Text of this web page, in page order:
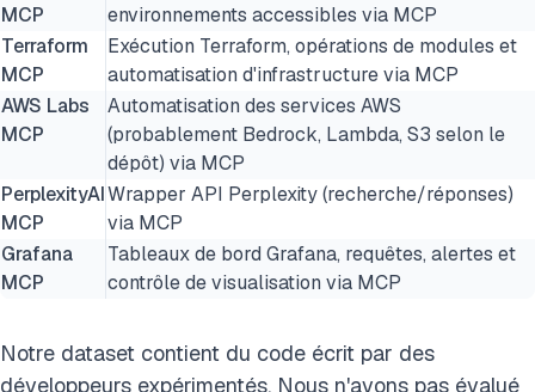
MCP
environnements accessibles via MCP
Terraform
MCP
Exécution Terraform, opérations de modules et
automatisation d'infrastructure via MCP
AWS Labs
MCP
Automatisation des services AWS
(probablement Bedrock, Lambda, S3 selon le
dépôt) via MCP
PerplexityAI
MCP
Wrapper API Perplexity (recherche/réponses)
via MCP
Grafana
MCP
Tableaux de bord Grafana, requêtes, alertes et
contrôle de visualisation via MCP
Notre dataset contient du code écrit par des
développeurs expérimentés. Nous n'avons pas évalué